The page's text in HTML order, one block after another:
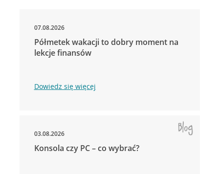
07.08.2026
Półmetek wakacji to dobry moment na
lekcje finansów
Dowiedz się więcej
03.08.2026
Konsola czy PC – co wybrać?